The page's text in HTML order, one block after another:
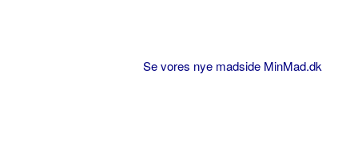
Se vores nye madside MinMad.dk